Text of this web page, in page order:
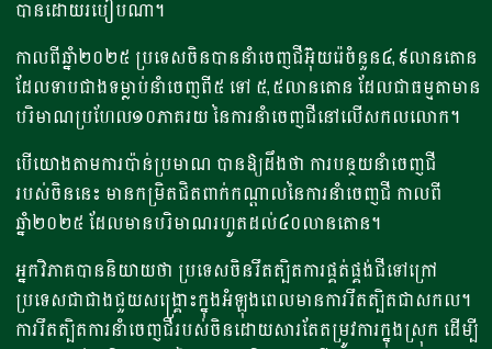
បានដោយរបៀបណា។
កាលពីឆ្នាំ២០២៥ ប្រទេសចិនបាននាំចេញជីអ៊ុយរ៉េចំនួន៤,៩លានតោន
ដែលទាបជាងទម្លាប់នាំចេញពី៥ ទៅ ៥,៥លានតោន ដែលជាធម្មតាមាន
បរិមាណប្រហែល១០ភាគរយ នៃការនាំចេញជីនៅលើសកលលោក។
បើយោងតាមការប៉ាន់ប្រមាណ បានឱ្យដឹងថា ការបន្ថយនាំចេញជី
របស់ចិននេះ មានកម្រិតជិតពាក់កណ្តាលនៃការនាំចេញជី កាលពី
ឆ្នាំ២០២៥ ដែលមានបរិមាណរហូតដល់៤០លានតោន។
អ្នកវិភាគបាននិយាយថា ប្រទេសចិនរឹតត្បិតការផ្គត់ផ្គង់ជីទៅក្រៅ
ប្រទេសជាជាងជួយសង្គ្រោះក្នុងអំឡុងពេលមានការរឹតត្បិតជាសកល។
ការរឹតត្បិតការនាំចេញជីរបស់ចិនដោយសារតែតម្រូវការក្នុងស្រុក ដើម្បី